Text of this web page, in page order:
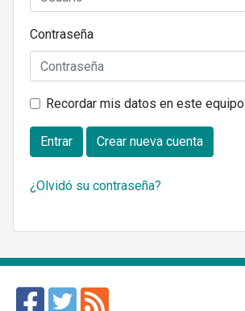
Contraseña
Recordar mis datos en este equipo
Entrar Crear nueva cuenta
¿Olvidó su contraseña?